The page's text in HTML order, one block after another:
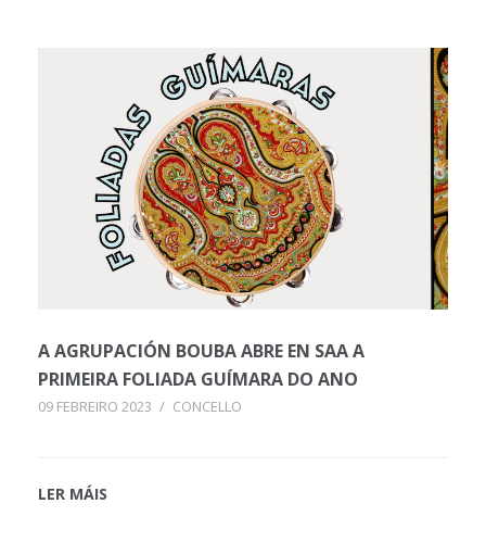
A AGRUPACIÓN BOUBA ABRE EN SAA A
PRIMEIRA FOLIADA GUÍMARA DO ANO
09 FEBREIRO 2023 / CONCELLO
LER MÁIS